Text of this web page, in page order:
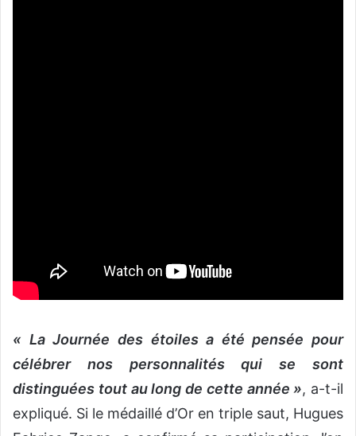
« La Journée des étoiles a été pensée pour
célébrer nos personnalités qui se sont
distinguées tout au long de cette année », a-t-il
expliqué. Si le médaillé d’Or en triple saut, Hugues